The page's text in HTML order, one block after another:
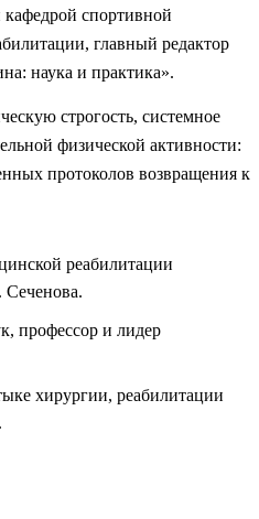
спортивной
главный редактор
наука и практика».
строгость, системное
физической активности:
протоколов возвращения к
реабилитации
профессор и лидер
хирургии, реабилитации